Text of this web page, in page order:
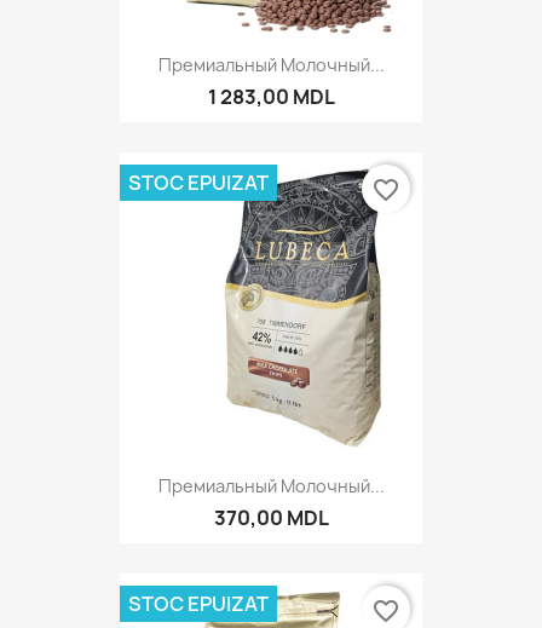
Премиальный Молочный...
1 283,00 MDL
Премиальный Молочный...
370,00 MDL
STOC EPUIZAT favorite_border
STOC EPUIZAT favorite_border